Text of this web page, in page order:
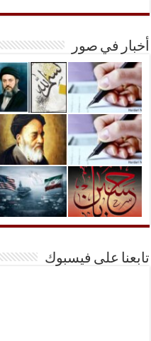
أخبار في صور
تابعنا على فيسبوك